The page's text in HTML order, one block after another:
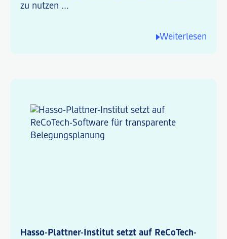
zu nutzen ...
Weiterlesen
Hasso-Plattner-Institut setzt auf ReCoTech-